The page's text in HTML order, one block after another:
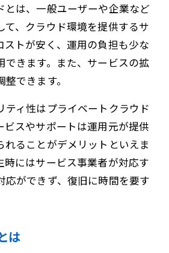
とは、一般ユーザーや企業など
て、クラウド環境を提供するサ
ストが安く、運用の負担も少な
できます。また、サービスの拡
できます。
ティ性はプライベートクラウド
ビスやサポートは運用元が提供
れることがデメリットといえま
時にはサービス事業者が対応す
応ができず、復旧に時間を要す
は